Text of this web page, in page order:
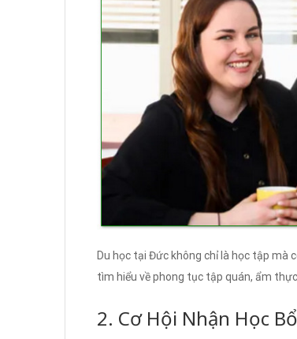
Du học tại Đức không chỉ là học tập mà
tìm hiểu về phong tục tập quán, ẩm
2. Cơ Hội Nhận Học